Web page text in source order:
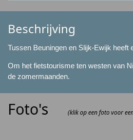
Beschrijving
Tussen Beuningen en Slijk-Ewijk heeft
Om het fietstourisme ten westen van
de zomermaanden.
Foto's (klik op een foto voor